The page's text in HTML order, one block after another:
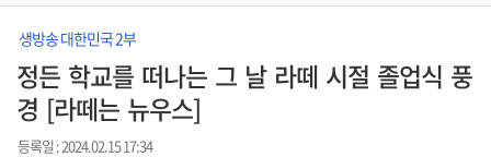
생방송 대한민국 2부
정든 학교를 떠나는 그 날 라떼 시절 졸업식 풍
경 [라떼는 뉴우스]
등록일 : 2024.02.15 17:34